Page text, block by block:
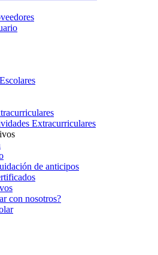
Extracurriculares
de anticipos
con nosotros?